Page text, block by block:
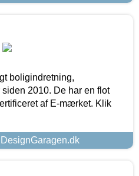
boligindretning,
2010. De har en flot
af E-mærket. Klik